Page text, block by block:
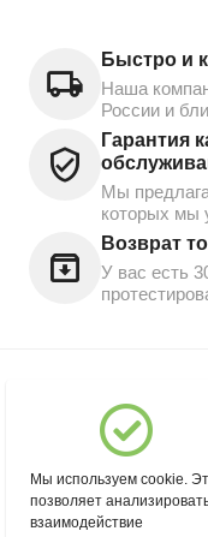
Быстро и
Наша
России и
Гарантия
Мы
которых мы
Возврат
У вас есть
Магазин
Покупательский
Мы используем cookie.
позволяет
взаимодействие